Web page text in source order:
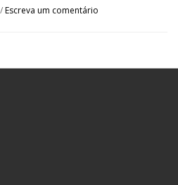
/Escreva um comentário